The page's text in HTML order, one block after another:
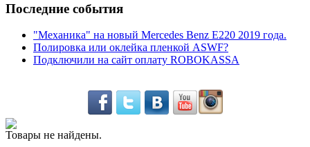
Последние события
"Механика" на новый Mercedes Benz E220 2019 года.
Полировка или оклейка пленкой ASWF?
Подключили на сайт оплату ROBOKASSA
Товары не найдены.